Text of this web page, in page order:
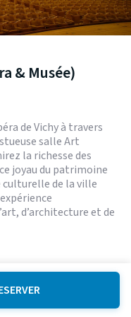
& Musée)
de Vichy à travers
salle Art
la richesse des
joyau du patrimoine
culturelle de la ville
d’architecture et de